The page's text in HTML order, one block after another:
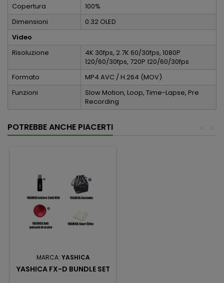
Copertura
100%
Dimensioni
0.32 OLED
Video
Risoluzione
4K 30fps, 2.7K 60/30fps, 1080P
120/60/30fps, 720P 120/60/30fps
Formato
MP4 AVC / H.264 (MOV)
Funzioni
Slow Motion, Loop, Time-Lapse, Pre
Recording
POTREBBE ANCHE PIACERTI >
<
MARCA: YASHICA
YASHICA FX-D BUNDLE SET